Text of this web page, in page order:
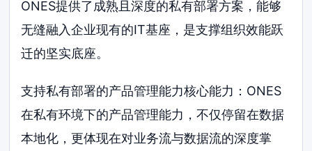
ONES提供了成熟且深度的私有部署方案，能够
无缝融入企业现有的IT基座，是支撑组织效能跃
迁的坚实底座。
支持私有部署的产品管理能力核心能力：ONES
在私有环境下的产品管理能力，不仅停留在数据
本地化，更体现在对业务流与数据流的深度掌